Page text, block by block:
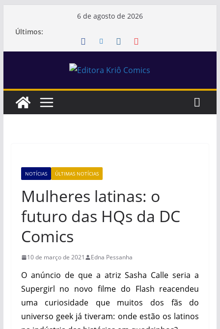
conteúdo
6 de agosto de 2026
Últimos:
NOTÍCIAS ÚLTIMAS NOTÍCIAS
Mulheres latinas: o
futuro das HQs da DC
Comics
10 de março de 2021 Edna Pessanha
O anúncio de que a atriz Sasha Calle seria a
Supergirl no novo filme do Flash reacendeu
uma curiosidade que muitos dos fãs do
universo geek já tiveram: onde estão os latinos